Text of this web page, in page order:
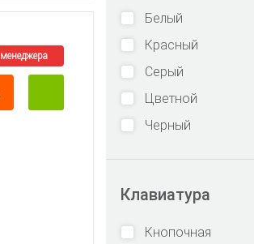
Белый
Красный
Серый
Цветной
Черный
Клавиатура
Кнопочная